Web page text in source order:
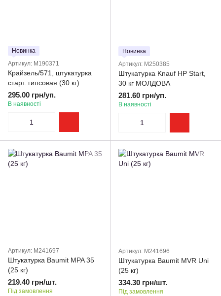
Новинка
Артикул: M190371
Крайзель/571, штукатурка
старт. гипсовая (30 кг)
295.00 грн/уп.
В наявності
Новинка
Артикул: M250385
Штукатурка Knauf HP Start,
30 кг МОЛДОВА
281.60 грн/уп.
В наявності
Артикул: M241697
Штукатурка Baumit MPA 35
(25 кг)
219.40 грн/шт.
Під замовлення
Артикул: M241696
Штукатурка Baumit MVR Uni
(25 кг)
334.30 грн/шт.
Під замовлення